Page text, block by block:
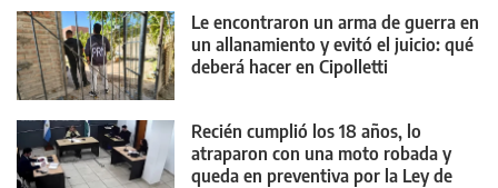
Le encontraron un arma de guerra en
un allanamiento y evitó el juicio: qué
deberá hacer en Cipolletti
Recién cumplió los 18 años, lo
atraparon con una moto robada y
queda en preventiva por la Ley de